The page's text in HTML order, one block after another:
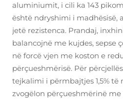
aluminiumit, i cili ka 143
është ndryshimi i madhësisë,
jetë rezistenca. Prandaj,
balancojnë me kujdes, sepse
në forcë vjen me koston e
përçueshmërisë. Për
tejkalimi i përmbajtjes 1,5%
zvogëlon përçueshmërinë me